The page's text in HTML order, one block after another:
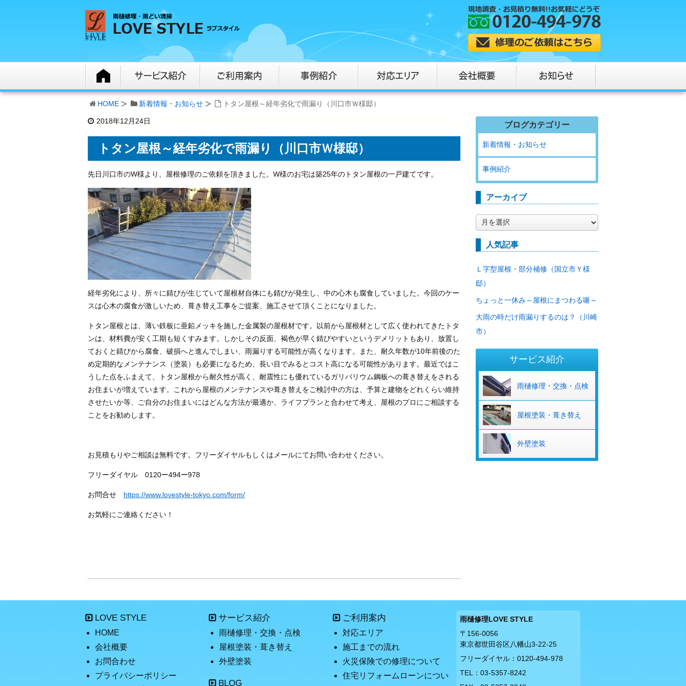
HOME 新着情報・お知らせ トタン屋根～経年劣化で雨漏り（川口市Ｗ様邸）
2018年12月24日
トタン屋根～経年劣化で雨漏り（川口市Ｗ様邸）
先日川口市のW様より、屋根修理のご依頼を頂きました。W様のお宅は築25年のトタン屋根の一戸建てです。
経年劣化により、所々に錆びが生じていて屋根材自体にも錆びが発生し、中の心木も腐食していました。今回のケー
スは心木の腐食が激しいため、葺き替え工事をご提案、施工させて頂くことになりました。
トタン屋根とは、薄い鉄板に亜鉛メッキを施した金属製の屋根材です。以前から屋根材として広く使われてきたトタ
ンは、材料費が安く工期も短くすみます。しかしその反面、褐色が早く錆びやすいというデメリットもあり、放置し
ておくと錆びから腐食、破損へと進んでしまい、雨漏りする可能性が高くなります。また、耐久年数が10年前後のた
め定期的なメンテナンス（塗装）も必要になるため、長い目でみるとコスト高になる可能性があります。最近ではこ
うした点をふまえて、トタン屋根から耐久性が高く、耐震性にも優れているガリバリウム鋼板への葺き替えをされる
お住まいが増えています。これから屋根のメンテナンスや葺き替えをご検討中の方は、予算と建物をどれくらい維持
させたいか等、ご自分のお住まいにはどんな方法が最適か、ライフプランと合わせて考え、屋根のプロにご相談する
ことをお勧めします。
お見積もりやご相談は無料です。フリーダイヤルもしくはメールにてお問い合わせください。
フリーダイヤル 0120ー494ー978
お問合せ https://www.lovestyle-tokyo.com/form/
お気軽にご連絡ください！
ブログカテゴリー
新着情報・お知らせ
事例紹介
アーカイブ
ー
カ
イ
人気記事
Ｌ字型屋根・部分補修（国立市Ｙ様
邸）
ちょっと一休み～屋根にまつわる噺～
大雨の時だけ雨漏りするのは？（川崎
市）
サービス紹介
雨樋修理・交換・点検
屋根塗装・葺き替え
外壁塗装
LOVE STYLE
HOME
会社概要
お問合わせ
プライバシーポリシー
サービス紹介
雨樋修理・交換・点検
屋根塗装・葺き替え
外壁塗装
BLOG
ご利用案内
対応エリア
施工までの流れ
火災保険での修理について
住宅リフォームローンについ
雨樋修理LOVE STYLE
〒156-0056
東京都世田谷区八幡山3-22-25
フリーダイヤル：0120-494-978
TEL：03-5357-8242